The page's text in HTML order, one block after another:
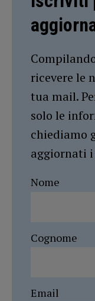
ricevere le
tua mail.
solo le
chiediamo
aggiornati
Nome
Cognome
Email